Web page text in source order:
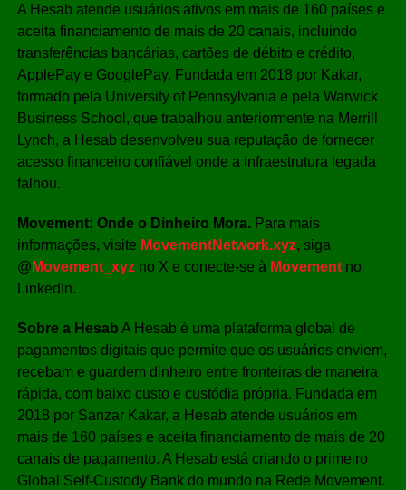
A Hesab atende usuários ativos em mais de 160 países e
aceita financiamento de mais de 20 canais, incluindo
transferências bancárias, cartões de débito e crédito,
ApplePay e GooglePay. Fundada em 2018 por Kakar,
formado pela University of Pennsylvania e pela Warwick
Business School, que trabalhou anteriormente na Merrill
Lynch, a Hesab desenvolveu sua reputação de fornecer
acesso financeiro confiável onde a infraestrutura legada
falhou.
Movement: Onde o Dinheiro Mora.Para mais
informações, visite MovementNetwork.xyz, siga
@ Movement_xyzno X e conecte-se à Movementno
LinkedIn.
Sobre a Hesab A Hesab é uma plataforma global de
pagamentos digitais que permite que os usuários enviem,
recebam e guardem dinheiro entre fronteiras de maneira
rápida, com baixo custo e custódia própria. Fundada em
2018 por Sanzar Kakar, a Hesab atende usuários em
mais de 160 países e aceita financiamento de mais de 20
canais de pagamento. A Hesab está criando o primeiro
Global Self-Custody Bank do mundo na Rede Movement.